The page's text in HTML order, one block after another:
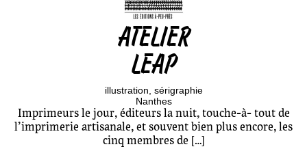
ATELIER
LEAP
illustration sérigraphie
Nanthes
Imprimeurs le jour, éditeurs la nuit, touche-à- tout de
l’imprimerie artisanale, et souvent bien plus encore, les
cinq membres de […]